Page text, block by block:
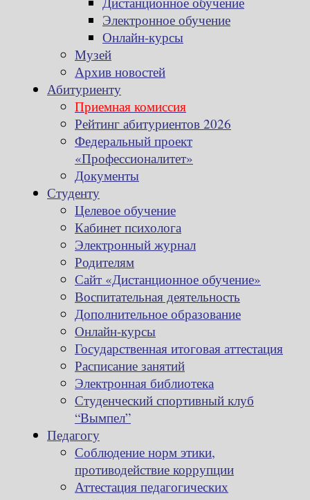
Электронное обучение
Онлайн-курсы
Музей
Архив новостей
Абитуриенту
Приемная комиссия
Рейтинг абитуриентов 2026
Федеральный проект
«Профессионалитет»
Документы
Студенту
Целевое обучение
Кабинет психолога
Электронный журнал
Родителям
Сайт «Дистанционное обучение»
Воспитательная деятельность
Дополнительное образование
Онлайн-курсы
Государственная итоговая аттестация
Расписание занятий
Электронная библиотека
Студенческий спортивный клуб
“Вымпел”
Педагогу
Соблюдение норм этики,
противодействие коррупции
Аттестация педагогических